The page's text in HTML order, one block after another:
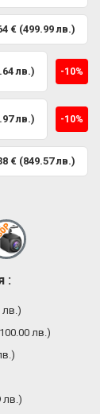
€ (499.99 лв.)
лв.) -10%
лв.) -10%
€ (849.57 лв.)
:
лв.)
лв.)
лв.)